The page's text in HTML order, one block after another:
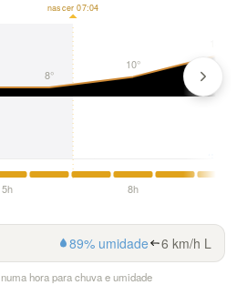
8°
10°
5h 8h
nascer 07:04
89% umidade 6 km/h L
hora para chuva e umidade